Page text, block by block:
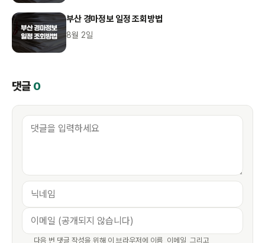
부산 경마정보 일정 조회방법
8월 2일
댓글 0
다음 번 댓글 작성을 위해 이 브라우저에 이름, 이메일, 그리고